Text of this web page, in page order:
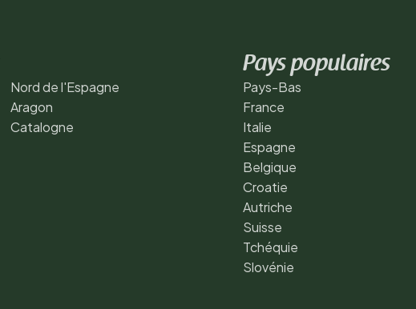
Nord de l'Espagne
Aragon
Catalogne
Pays populaires
Pays-Bas
France
Italie
Espagne
Belgique
Croatie
Autriche
Suisse
Tchéquie
Slovénie